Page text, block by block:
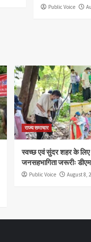
Public Voice
राज्य समाचार
स्वच्छ एवं सुंदर शहर के लिए
जनसहभागिता जरूरीः डीएम
Public Voice August 8,